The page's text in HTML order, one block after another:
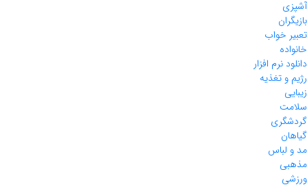
آشپزی
بازیگران
تعبیر خواب
خانواده
دانلود نرم افزار
رژیم و تغذیه
زیبایی
سلامت
گردشگری
گیاهان
مد و لباس
مذهبی
ورزشی